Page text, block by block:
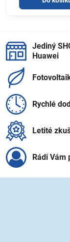
Jediný
Huawei
Rychlé
Letité
Rádi Vám